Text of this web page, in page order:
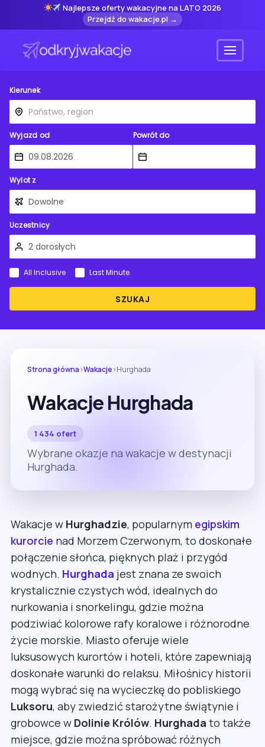
Najlepsze oferty wakacyjne na LATO 2026
Przejdź do wakacje.pl →
Menu
Kierunek
Wyjazd od Powrót do
Wylot z
Uczestnicy
SZUKAJ
All Inclusive Last Minute
Strona główna›Wakacje›Hurghada
Wakacje Hurghada
1 434 ofert
Wybrane okazje na wakacje w destynacji
Hurghada.
Wakacje w Hurghadzie, popularnym egipskim
kurorcie nad Morzem Czerwonym, to doskonałe
połączenie słońca, pięknych plaż i przygód
wodnych. Hurghada jest znana ze swoich
krystalicznie czystych wód, idealnych do
nurkowania i snorkelingu, gdzie można
podziwiać kolorowe rafy koralowe i różnorodne
życie morskie. Miasto oferuje wiele
luksusowych kurortów i hoteli, które zapewniają
doskonałe warunki do relaksu. Miłośnicy historii
mogą wybrać się na wycieczkę do pobliskiego
Luksoru, aby zwiedzić starożytne świątynie i
grobowce w Dolinie Królów. Hurghada to także
miejsce, gdzie można spróbować różnych